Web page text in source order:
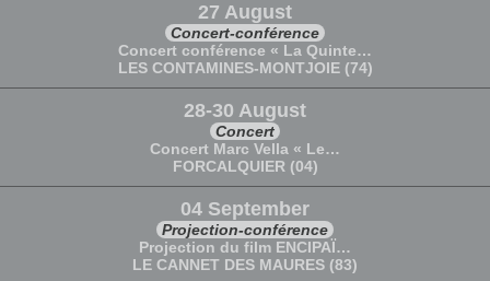
27 August
Concert-conférence
Concert conférence « La Quinte…
LES CONTAMINES-MONTJOIE (74)
28-30 August
Concert
Concert Marc Vella « Le…
FORCALQUIER (04)
04 September
Projection-conférence
Projection du film ENCIPAÏ…
LE CANNET DES MAURES (83)